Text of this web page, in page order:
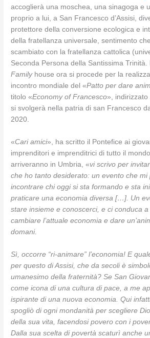
accoglierà una moschea, una sinagoga e
proprio a lui, a San Francesco d’Assisi,
protettore della conversione ecologica e
della fratellanza universale, sentimento
scambiato con la fratellanza cattolica
Seconda Persona della Santissima
Familyhouse ora si procede per la
incontro mondiale del «Patto per dare
titolo «Economy of Francesco»,
si svolgerà nella patria di san Francesco
2020.
«Cari amici», ha scritto il Pontefice ai
imprenditori e imprenditrici di tutto il
arriveranno in Umbria, «vi scrivo per
che ho tanto desiderato: un evento che mi
incontrare chi oggi si sta formando e sta
praticare una economia diversa […]. Un
stare insieme e conoscerci, e ci conduca a
cambiare l’attuale economia e dare
domani.
Sì, occorre “ri-animare” l’economia! E
per questo di Assisi, che da secoli è
umanesimo della fraternità? Se San
come icona di una cultura di pace, a me
ispirante di una nuova economia. Qui
spogliò di ogni mondanità per scegliere
della sua vita, facendosi povero con i
Dalla sua scelta di povertà scaturì anche